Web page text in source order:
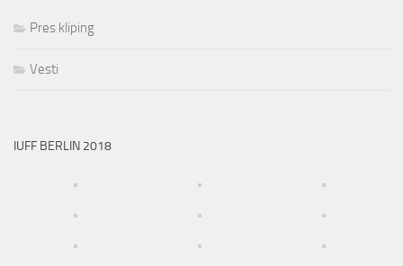
Pres kliping
Vesti
IUFF BERLIN 2018